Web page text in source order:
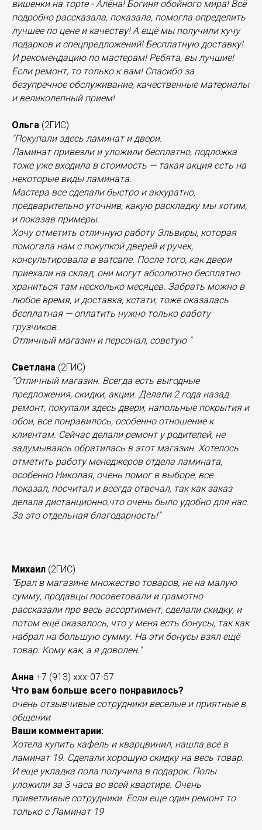
вишенки на торте - Алёна! Богиня обойного мира! Всё
подробно рассказала, показала, помогла определить
лучшее по цене и качеству! А ещё мы получили кучу
подарков и спецпредложений! Бесплатную доставку!
И рекомендацию по мастерам! Ребята, вы лучшие!
Если ремонт, то только к вам! Спасибо за
безупречное обслуживание, качественные материалы
и великолепный прием!
Ольга (2ГИС)
"Покупали здесь ламинат и двери.
Ламинат привезли и уложили бесплатно, подложка
тоже уже входила в стоимость — такая акция есть на
некоторые виды ламината.
Мастера все сделали быстро и аккуратно,
предварительно уточнив, какую раскладку мы хотим,
и показав примеры.
Хочу отметить отличную работу Эльвиры, которая
помогала нам с покупкой дверей и ручек,
консультировала в ватсапе. После того, как двери
приехали на склад, они могут абсолютно бесплатно
храниться там несколько месяцев. Забрать можно в
любое время, и доставка, кстати, тоже оказалась
бесплатная — оплатить нужно только работу
грузчиков.
Отличный магазин и персонал, советую "
Светлана (2ГИС)
"Отличный магазин. Всегда есть выгодные
предложения, скидки, акции. Делали 2 года назад
ремонт, покупали здесь двери, напольные покрытия и
обои, все понравилось, особенно отношение к
клиентам. Сейчас делали ремонт у родителей, не
задумываясь обратилась в этот магазин. Хотелось
отметить работу менеджеров отдела ламината,
особенно Николая, очень помог в выборе, все
показал, посчитал и всегда отвечал, так как заказ
делала дистанционно,что очень было удобно для нас.
За это отдельная благодарность!"
Михаил (2ГИС)
"Брал в магазине множество товаров, не на малую
сумму, продавцы посоветовали и грамотно
рассказали про весь ассортимент, сделали скидку, и
потом ещё оказалось, что у меня есть бонусы, так как
набрал на большую сумму. На эти бонусы взял ещё
товар. Кому как, а я доволен."
Анна +7 (913) ххх-07-57
Что вам больше всего понравилось?
очень отзывчивые сотрудники веселые и приятные в
общении
Ваши комментарии:
Хотела купить кафель и кварцвинил, нашла все в
ламинат 19. Сделали хорошую скидку на весь товар.
И еще укладка пола получила в подарок. Полы
уложили за 3 часа во всей квартире. Очень
приветливые сотрудники. Если еще один ремонт то
только с Ламинат 19